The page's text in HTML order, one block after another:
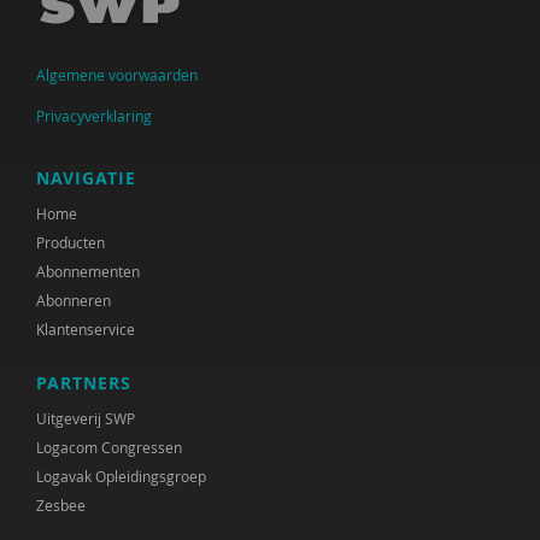
Arwen Hoogenbosch
Jos van der Horst
Verwey-Jonker Instituut
Ministeries van Justitie en Veiligheid &
Paul Kop
Christa Nieuwboer
Rianne van der Aa
Joline Verloove
Susan de Vries
Algemene voorwaarden
Privacyverklaring
NAVIGATIE
Home
Producten
Abonnementen
Abonneren
Klantenservice
PARTNERS
Uitgeverij SWP
Logacom Congressen
Logavak Opleidingsgroep
Zesbee